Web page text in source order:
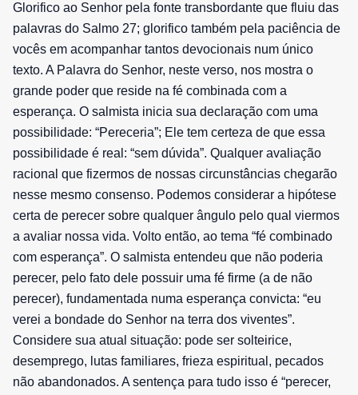
Glorifico ao Senhor pela fonte transbordante que fluiu das
palavras do Salmo 27; glorifico também pela paciência de
vocês em acompanhar tantos devocionais num único
texto. A Palavra do Senhor, neste verso, nos mostra o
grande poder que reside na fé combinada com a
esperança. O salmista inicia sua declaração com uma
possibilidade: “Pereceria”; Ele tem certeza de que essa
possibilidade é real: “sem dúvida”. Qualquer avaliação
racional que fizermos de nossas circunstâncias chegarão
nesse mesmo consenso. Podemos considerar a hipótese
certa de perecer sobre qualquer ângulo pelo qual viermos
a avaliar nossa vida. Volto então, ao tema “fé combinado
com esperança”. O salmista entendeu que não poderia
perecer, pelo fato dele possuir uma fé firme (a de não
perecer), fundamentada numa esperança convicta: “eu
verei a bondade do Senhor na terra dos viventes”.
Considere sua atual situação: pode ser solteirice,
desemprego, lutas familiares, frieza espiritual, pecados
não abandonados. A sentença para tudo isso é “perecer,